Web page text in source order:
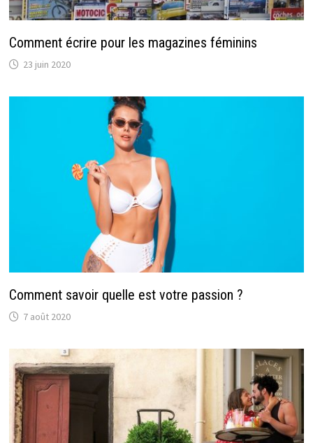
Comment écrire pour les magazines féminins
23 juin 2020
Comment savoir quelle est votre passion ?
7 août 2020